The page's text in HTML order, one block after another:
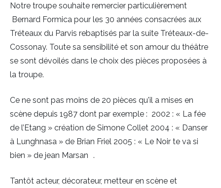
Notre troupe souhaite remercier particulièrement
Bernard Formica pour les 30 années consacrées aux
Tréteaux du Parvis rebaptisés par la suite Tréteaux-de-
Cossonay. Toute sa sensibilité et son amour du théâtre
se sont dévoilés dans le choix des pièces proposées à
la troupe.
Ce ne sont pas moins de 20 pièces qu'il a mises en
scène depuis 1987 dont par exemple : 2002 : « La fée
de l’Etang » création de Simone Collet 2004 : « Danser
à Lunghnasa » de Brian Friel 2005 : « Le Noir te va si
bien » de jean Marsan .
Tantôt acteur, décorateur, metteur en scène et